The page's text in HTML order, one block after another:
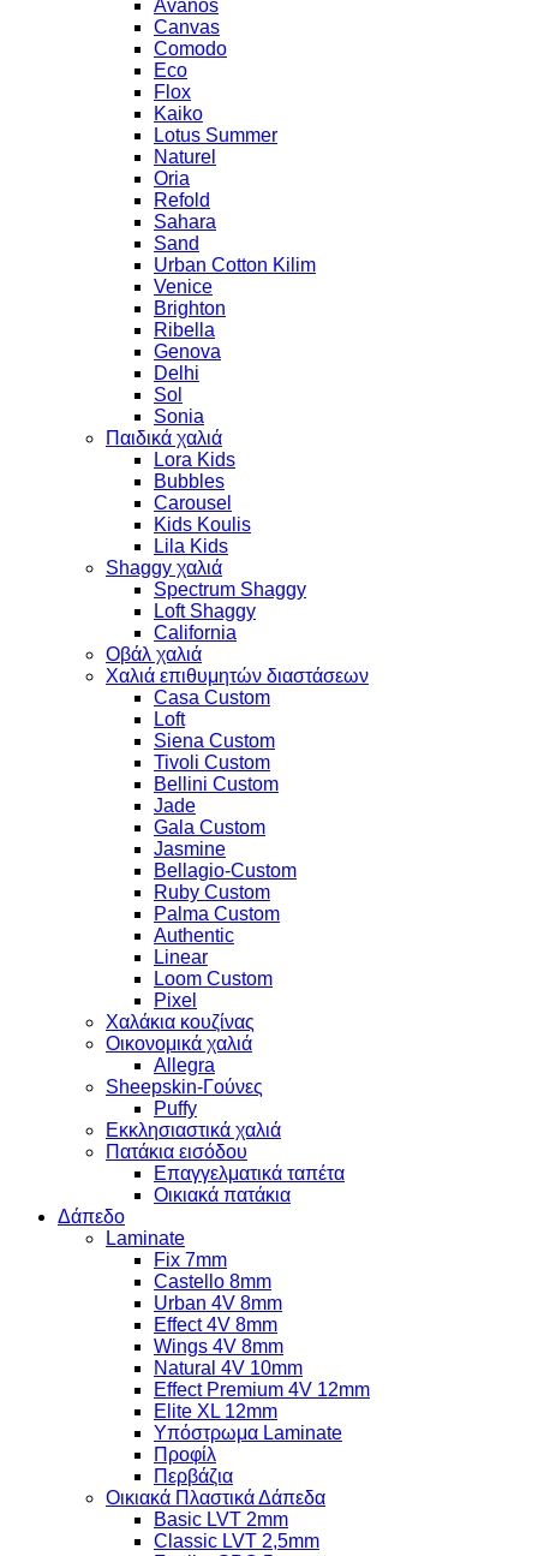
Avanos
Canvas
Comodo
Eco
Flox
Kaiko
Lotus Summer
Naturel
Oria
Refold
Sahara
Sand
Urban Cotton Kilim
Venice
Brighton
Ribella
Genova
Delhi
Sol
Sonia
Παιδικά χαλιά
Lora Kids
Bubbles
Carousel
Kids Koulis
Lila Kids
Shaggy χαλιά
Spectrum Shaggy
Loft Shaggy
California
Οβάλ χαλιά
Χαλιά επιθυμητών διαστάσεων
Casa Custom
Loft
Siena Custom
Tivoli Custom
Bellini Custom
Jade
Gala Custom
Jasmine
Bellagio-Custom
Ruby Custom
Palma Custom
Authentic
Linear
Loom Custom
Pixel
Χαλάκια κουζίνας
Οικονομικά χαλιά
Allegra
Sheepskin-Γούνες
Puffy
Εκκλησιαστικά χαλιά
Πατάκια εισόδου
Επαγγελματικά ταπέτα
Οικιακά πατάκια
Δάπεδο
Laminate
Fix 7mm
Castello 8mm
Urban 4V 8mm
Effect 4V 8mm
Wings 4V 8mm
Natural 4V 10mm
Effect Premium 4V 12mm
Elite XL 12mm
Υπόστρωμα Laminate
Προφίλ
Περβάζια
Οικιακά Πλαστικά Δάπεδα
Basic LVT 2mm
Classic LVT 2,5mm